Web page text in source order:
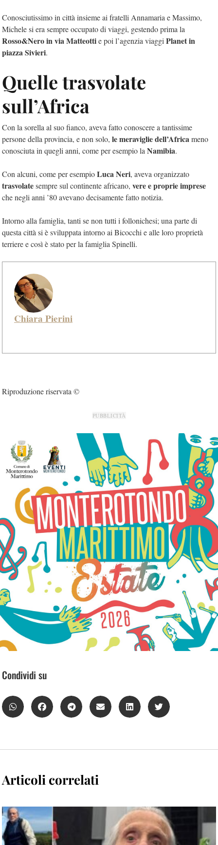
Conosciutissimo in città insieme ai fratelli Annamaria e Massimo,
Michele si era sempre occupato di viaggi, gestendo prima la
Rosso&Nero in via Matteottie poi l’agenzia viaggi Planet in
piazza Sivieri.
Quelle trasvolate
sull’Africa
Con la sorella al suo fianco, aveva fatto conoscere a tantissime
persone della provincia, e non solo, le meraviglie dell’Africameno
conosciuta in quegli anni, come per esempio la Namibia.
Con alcuni, come per esempioLuca Neri, aveva organizzato
trasvolatesempre sul continente africano, vere e proprie imprese
che negli anni ’80 avevano decisamente fatto notizia.
Intorno alla famiglia, tanti se non tutti i follonichesi; una parte di
questa città si è sviluppata intorno ai Bicocchi e alle loro proprietà
terriere e così è stato per la famiglia Spinelli.
Chiara Pierini
Riproduzione riservata ©
PUBBLICITÀ
Condividi su
Articoli correlati